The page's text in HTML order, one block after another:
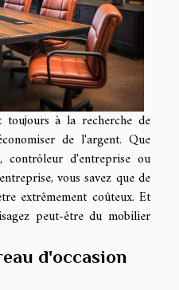
toujours à la recherche de
de l'argent. Que
contrôleur d'entreprise ou
vous savez que de
extrêmement coûteux. Et
peut-être du mobilier
d'occasion